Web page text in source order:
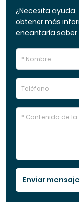
¿Necesita
obtener más
encantaría saber
Enviar mensaje